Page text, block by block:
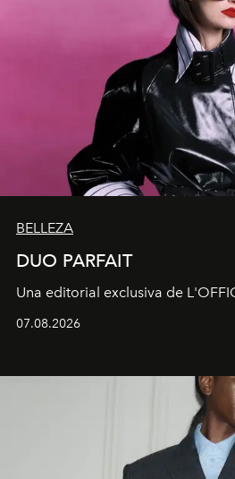
BELLEZA
DUO PARFAIT
Una editorial exclusiva de
07.08.2026